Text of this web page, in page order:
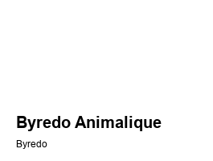
Byredo Animalique
Byredo